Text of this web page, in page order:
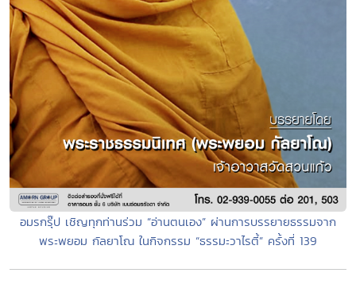
อมรกรุ๊ป เชิญทุกท่านร่วม “อ่านตนเอง” ผ่านการบรรยายธรรมจาก
พระพยอม กัลยาโณ ในกิจกรรม “ธรรมะวาไรตี้” ครั้งที่ 139